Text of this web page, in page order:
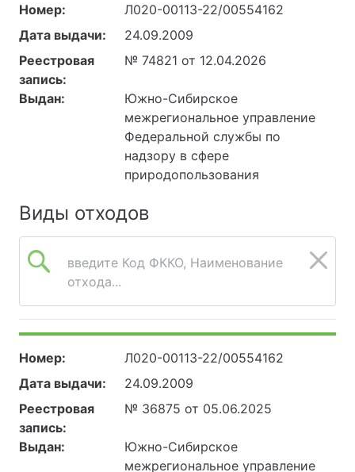
Номер:
Л020-00113-22/00554162
Дата выдачи:
24.09.2009
Реестровая
запись:
№ 74821 от 12.04.2026
Выдан:
Южно-Сибирское
межрегиональное управление
Федеральной службы по
надзору в сфере
природопользования
Виды отходов
введите Код ФККО, Наименование
отхода...
Номер:
Л020-00113-22/00554162
Дата выдачи:
24.09.2009
Реестровая
запись:
№ 36875 от 05.06.2025
Выдан:
Южно-Сибирское
межрегиональное управление